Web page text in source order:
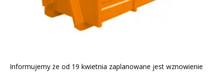
Informujemy że od 19 kwietnia zaplanowane jest wznowienie